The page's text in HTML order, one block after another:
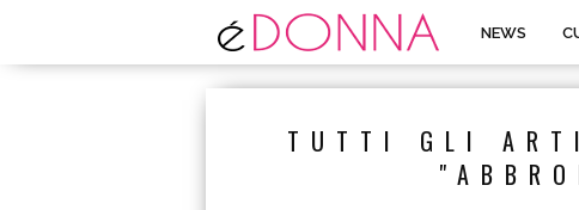
NEWS
TUTTI GLI